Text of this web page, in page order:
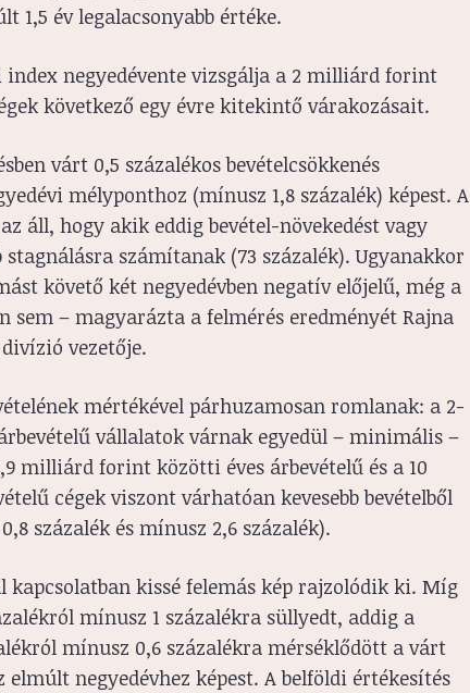
1,5 év legalacsonyabb értéke.
index negyedévente vizsgálja a 2 milliárd forint
következő egy évre kitekintő várakozásait.
várt 0,5 százalékos bevételcsökkenés
mélyponthoz (mínusz 1,8 százalék) képest. A
áll, hogy akik eddig bevétel-növekedést vagy
számítanak (73 százalék). Ugyanakkor
követő két negyedévben negatív előjelű, még a
sem – magyarázta a felmérés eredményét Rajna
vezetője.
mértékével párhuzamosan romlanak: a 2-
vállalatok várnak egyedül – minimális –
milliárd forint közötti éves árbevételű és a 10
cégek viszont várhatóan kevesebb bevételből
százalék és mínusz 2,6 százalék).
kapcsolatban kissé felemás kép rajzolódik ki. Míg
mínusz 1 százalékra süllyedt, addig a
mínusz 0,6 százalékra mérséklődött a várt
elmúlt negyedévhez képest. A belföldi értékesítés